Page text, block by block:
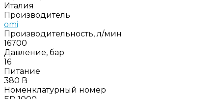
Италия
Производитель
omi
Производительность, л/мин
16700
Давление, бар
16
Питание
380 В
Номенклатурный номер